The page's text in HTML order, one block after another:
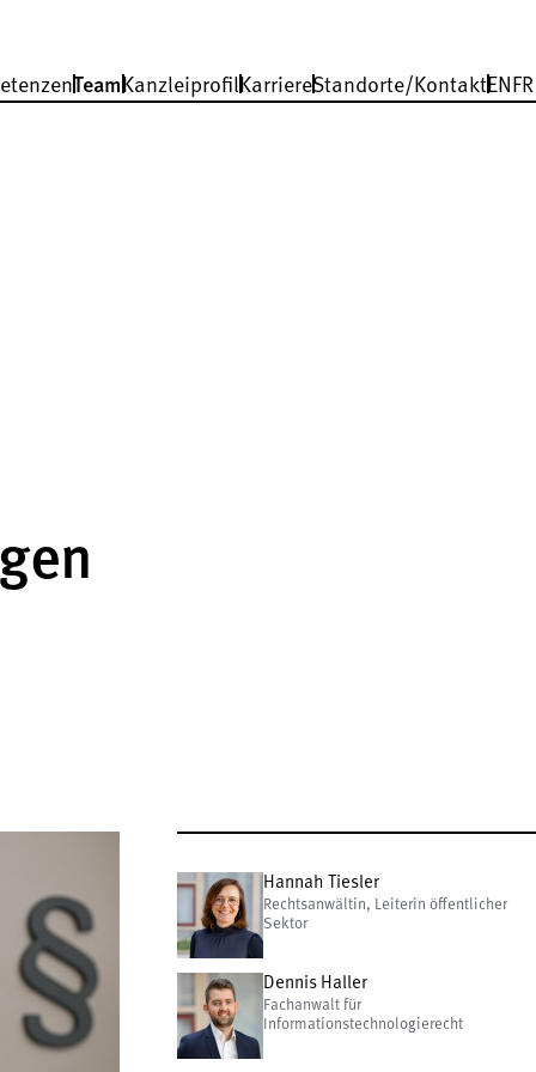
Team KanzleiprofilKarriereStandorte/KontaktENFR
Hannah Tiesler
Rechtsanwältin, Leiterin öffentlicher
Sektor
Dennis Haller
Fachanwalt für
Informationstechnologierecht